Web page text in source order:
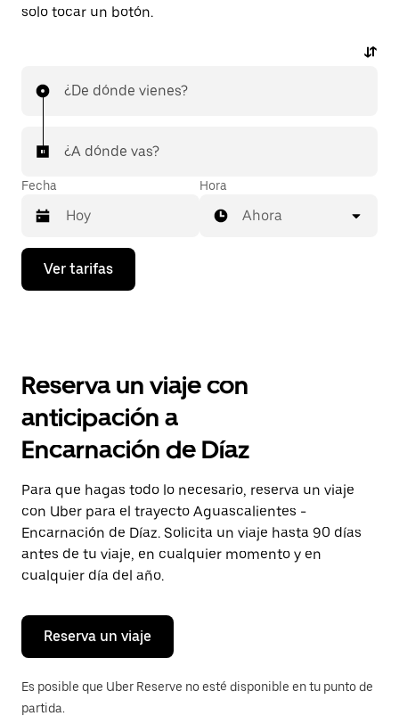
solo tocar un botón.
¿De dónde vienes?
¿A dónde vas?
Fecha
Presiona
flecha
el
y
selecciona
una
Presiona
la
tecla Esc
para
cerrar
el
calendario.
Hora
Ahora
Ver tarifas
Reserva un viaje con
anticipación a
Encarnación de Díaz
Para que hagas todo lo necesario, reserva un viaje
con Uber para el trayecto Aguascalientes -
Encarnación de Díaz. Solicita un viaje hasta 90 días
antes de tu viaje, en cualquier momento y en
cualquier día del año.
Reserva un viaje
Es posible que Uber Reserve no esté disponible en tu punto de
partida.